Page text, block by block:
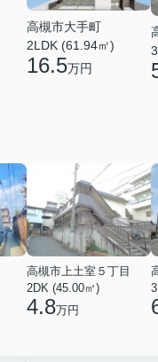
高槻市大手町
2LDK (61.94㎡)
16.5万円
高槻市上土室５丁目
2DK (45.00㎡)
4.8万円